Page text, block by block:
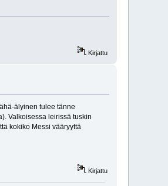
Kirjattu
älyinen tulee tänne
Valkoisessa leirissä tuskin
kokiko Messi vääryyttä
Kirjattu